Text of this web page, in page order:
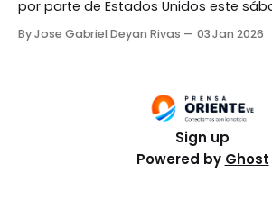
por parte de Estados Unidos este
un comunicado, expresaron que «Tal
By Jose Gabriel Deyan Rivas 03 Jan 2026
Sign up
Powered by Ghost